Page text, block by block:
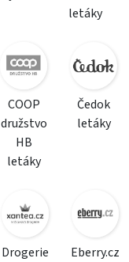
letáky
COOP
družstvo
HB
letáky
Čedok
letáky
Drogerie
Eberry.cz